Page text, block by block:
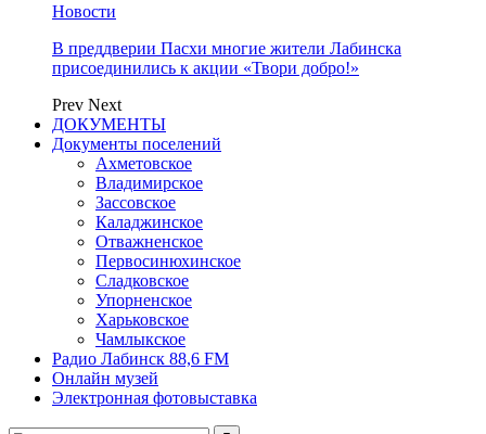
Новости
В преддверии Пасхи многие жители Лабинска
присоединились к акции «Твори добро!»
Prev Next
ДОКУМЕНТЫ
Документы поселений
Ахметовское
Владимирское
Зассовское
Каладжинское
Отважненское
Первосинюхинское
Сладковское
Упорненское
Харьковское
Чамлыкское
Радио Лабинск 88,6 FM
Онлайн музей
Электронная фотовыставка